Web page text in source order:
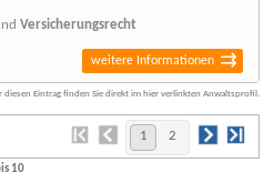
Versicherungsrecht
weitere Informationen
Eintrag finden Sie direkt im hier verlinkten Anwaltsprofil.
1 2
10